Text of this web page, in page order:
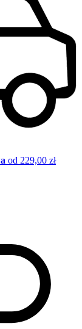
od 229,00 zł